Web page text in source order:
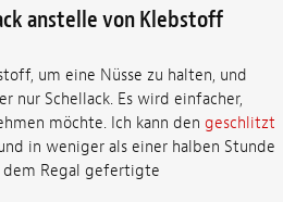
anstelle von Klebstoff
um eine Nüsse zu halten, und
nur Schellack. Es wird einfacher,
möchte. Ich kann den geschlitzt
in weniger als einer halben Stunde
dem Regal gefertigte